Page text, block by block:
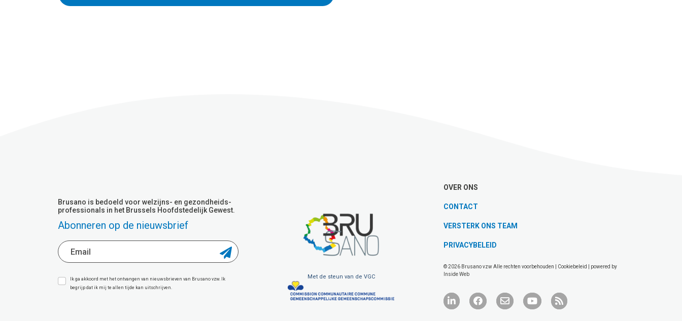
Brusano is bedoeld voor welzijns- en gezondheids-
professionals in het Brussels Hoofdstedelijk Gewest.
Abonneren op de nieuwsbrief
Ik ga akkoord met het ontvangen van nieuwsbrieven van Brusano vzw. Ik
begrijp dat ik mij te allen tijde kan uitschrijven.
Met de steun van de VGC
OVER ONS
CONTACT
VERSTERK ONS TEAM
PRIVACYBELEID
© 2026 Brusano vzw Alle rechten voorbehouden | Cookiebeleid
| powered by
Inside Web